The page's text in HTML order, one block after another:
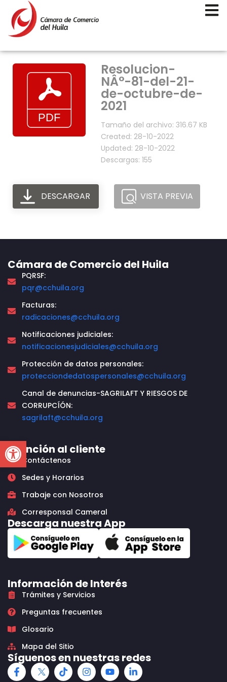
Open toolbar
Resolucion-
NÂ°-81-del-21-
de-octubre-de-
2021
Tamaño del archivo: 316.67 KB
Created: 28-10-2022
Updated: 28-10-2022
Descargas: 155
DESCARGAR VISTA PREVIA
Cámara de Comercio del Huila
PQRSF:
pqr@cchuila.org
Facturas:
radicaciones@cchuila.org
Notificaciones judiciales:
notificacionesjudiciales@cchuila.org
Protección de datos personales:
protecciondedatospersonales@cchuila.org
Canal de denuncias-SAGRILAFT Y RIESGOS DE
CORRUPCÍÓN:
sagrilaft@cchuila.org
Atención al cliente
Contáctenos
Sedes y Horarios
Trabaje con Nosotros
Corresponsal Cameral
Descarga nuestra App
Información de Interés
Trámites y Servicios
Preguntas frecuentes
Glosario
Mapa del Sitio
Síguenos en nuestras redes